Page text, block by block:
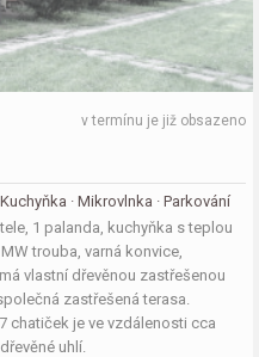
v termínu je již obsazeno
· Mikrovlnka · Parkování
1 palanda, kuchyňka s teplou
trouba, varná konvice,
vlastní dřevěnou zastřešenou
zastřešená terasa.
chatiček je ve vzdálenosti cca
uhlí.